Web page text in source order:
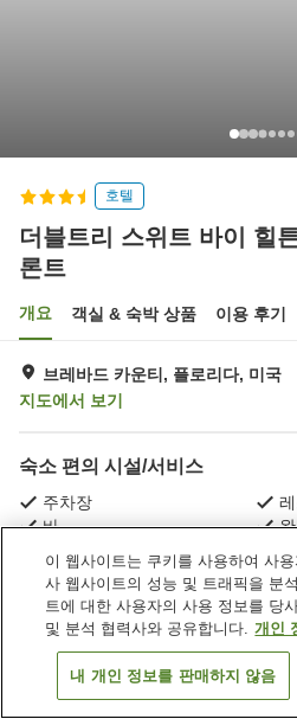
호텔
더블트리 스위트 바이 힐
론트
개요 객실 & 숙박 상품 이용 후기
브레바드 카운티, 플로리다, 미국
지도에서 보기
숙소 편의 시설/서비스
주차장
바
미국 플로리다
브레바드 카
더블트리 스위트 바이 힐튼 멜버른 비치 오
객실 보기
이 웹사이트는 쿠키를 사용하여 사
사 웹사이트의 성능 및 트래픽을 분
트에 대한 사용자의 사용 정보를 당
및 분석 협력사와 공유합니다. 개인
내 개인 정보를 판매하지 않음